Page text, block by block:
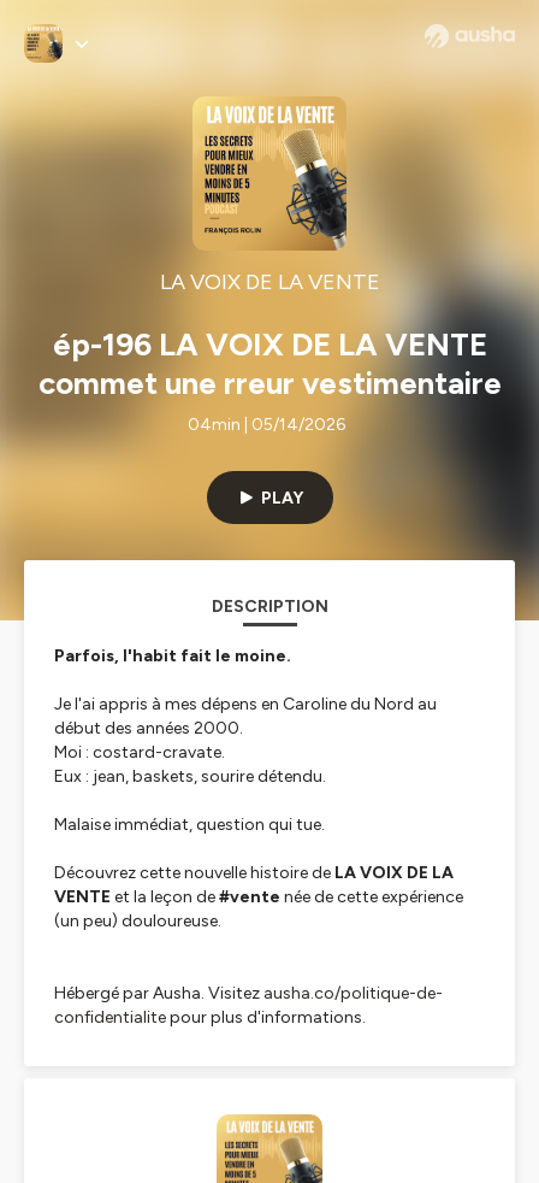
LA VOIX DE LA VENTE
ép-196 LA VOIX DE LA VENTE
commet une rreur vestimentaire
04min | 05/14/2026
PLAY
DESCRIPTION
Parfois, l'habit fait le moine.
Je l'ai appris à mes dépens en Caroline du Nord au
début des années 2000.
Moi : costard-cravate.
Eux : jean, baskets, sourire détendu.
Malaise immédiat, question qui tue.
Découvrez cette nouvelle histoire de LA VOIX DE LA
VENTE et la leçon de#vente née de cette expérience
(un peu) douloureuse.
Hébergé par Ausha. Visitez ausha.co/politique-de-
confidentialitepour plus d'informations.